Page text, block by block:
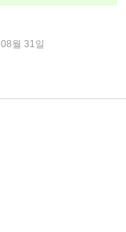
월 31일